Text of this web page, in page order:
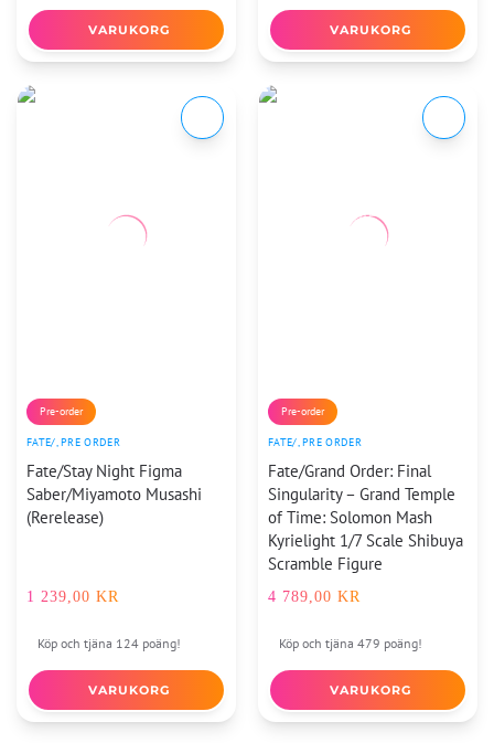
VARUKORG VARUKORG
Pre-order
FATE/ ,PRE ORDER
Fate/Stay Night Figma
Saber/Miyamoto Musashi
(Rerelease)
1 239,00 KR
Köp och tjäna 124 poäng!
VARUKORG
Pre-order
FATE/ ,PRE ORDER
Fate/Grand Order: Final
Singularity – Grand Temple
of Time: Solomon Mash
Kyrielight 1/7 Scale Shibuya
Scramble Figure
4 789,00 KR
Köp och tjäna 479 poäng!
VARUKORG